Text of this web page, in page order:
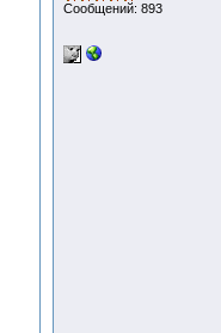
Сообщений: 893